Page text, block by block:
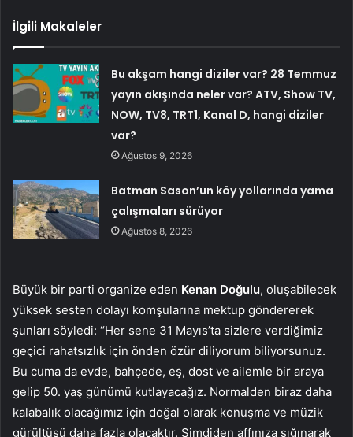
İlgili Makaleler
Bu akşam hangi diziler var? 28 Temmuz
yayın akışında neler var? ATV, Show TV,
NOW, TV8, TRT1, Kanal D, hangi diziler
var?
Ağustos 9, 2026
Batman Sason’un köy yollarında yama
çalışmaları sürüyor
Ağustos 8, 2026
Büyük bir parti organize eden Kenan Doğulu, oluşabilecek
yüksek sesten dolayı komşularına mektup göndererek
şunları söyledi: “Her sene 31 Mayıs’ta sizlere verdiğimiz
geçici rahatsızlık için önden özür diliyorum biliyorsunuz.
Bu cuma da evde, bahçede, eş, dost ve ailemle bir araya
gelip 50. yaş günümü kutlayacağız. Normalden biraz daha
kalabalık olacağımız için doğal olarak konuşma ve müzik
gürültüsü daha fazla olacaktır. Şimdiden affınıza sığınarak